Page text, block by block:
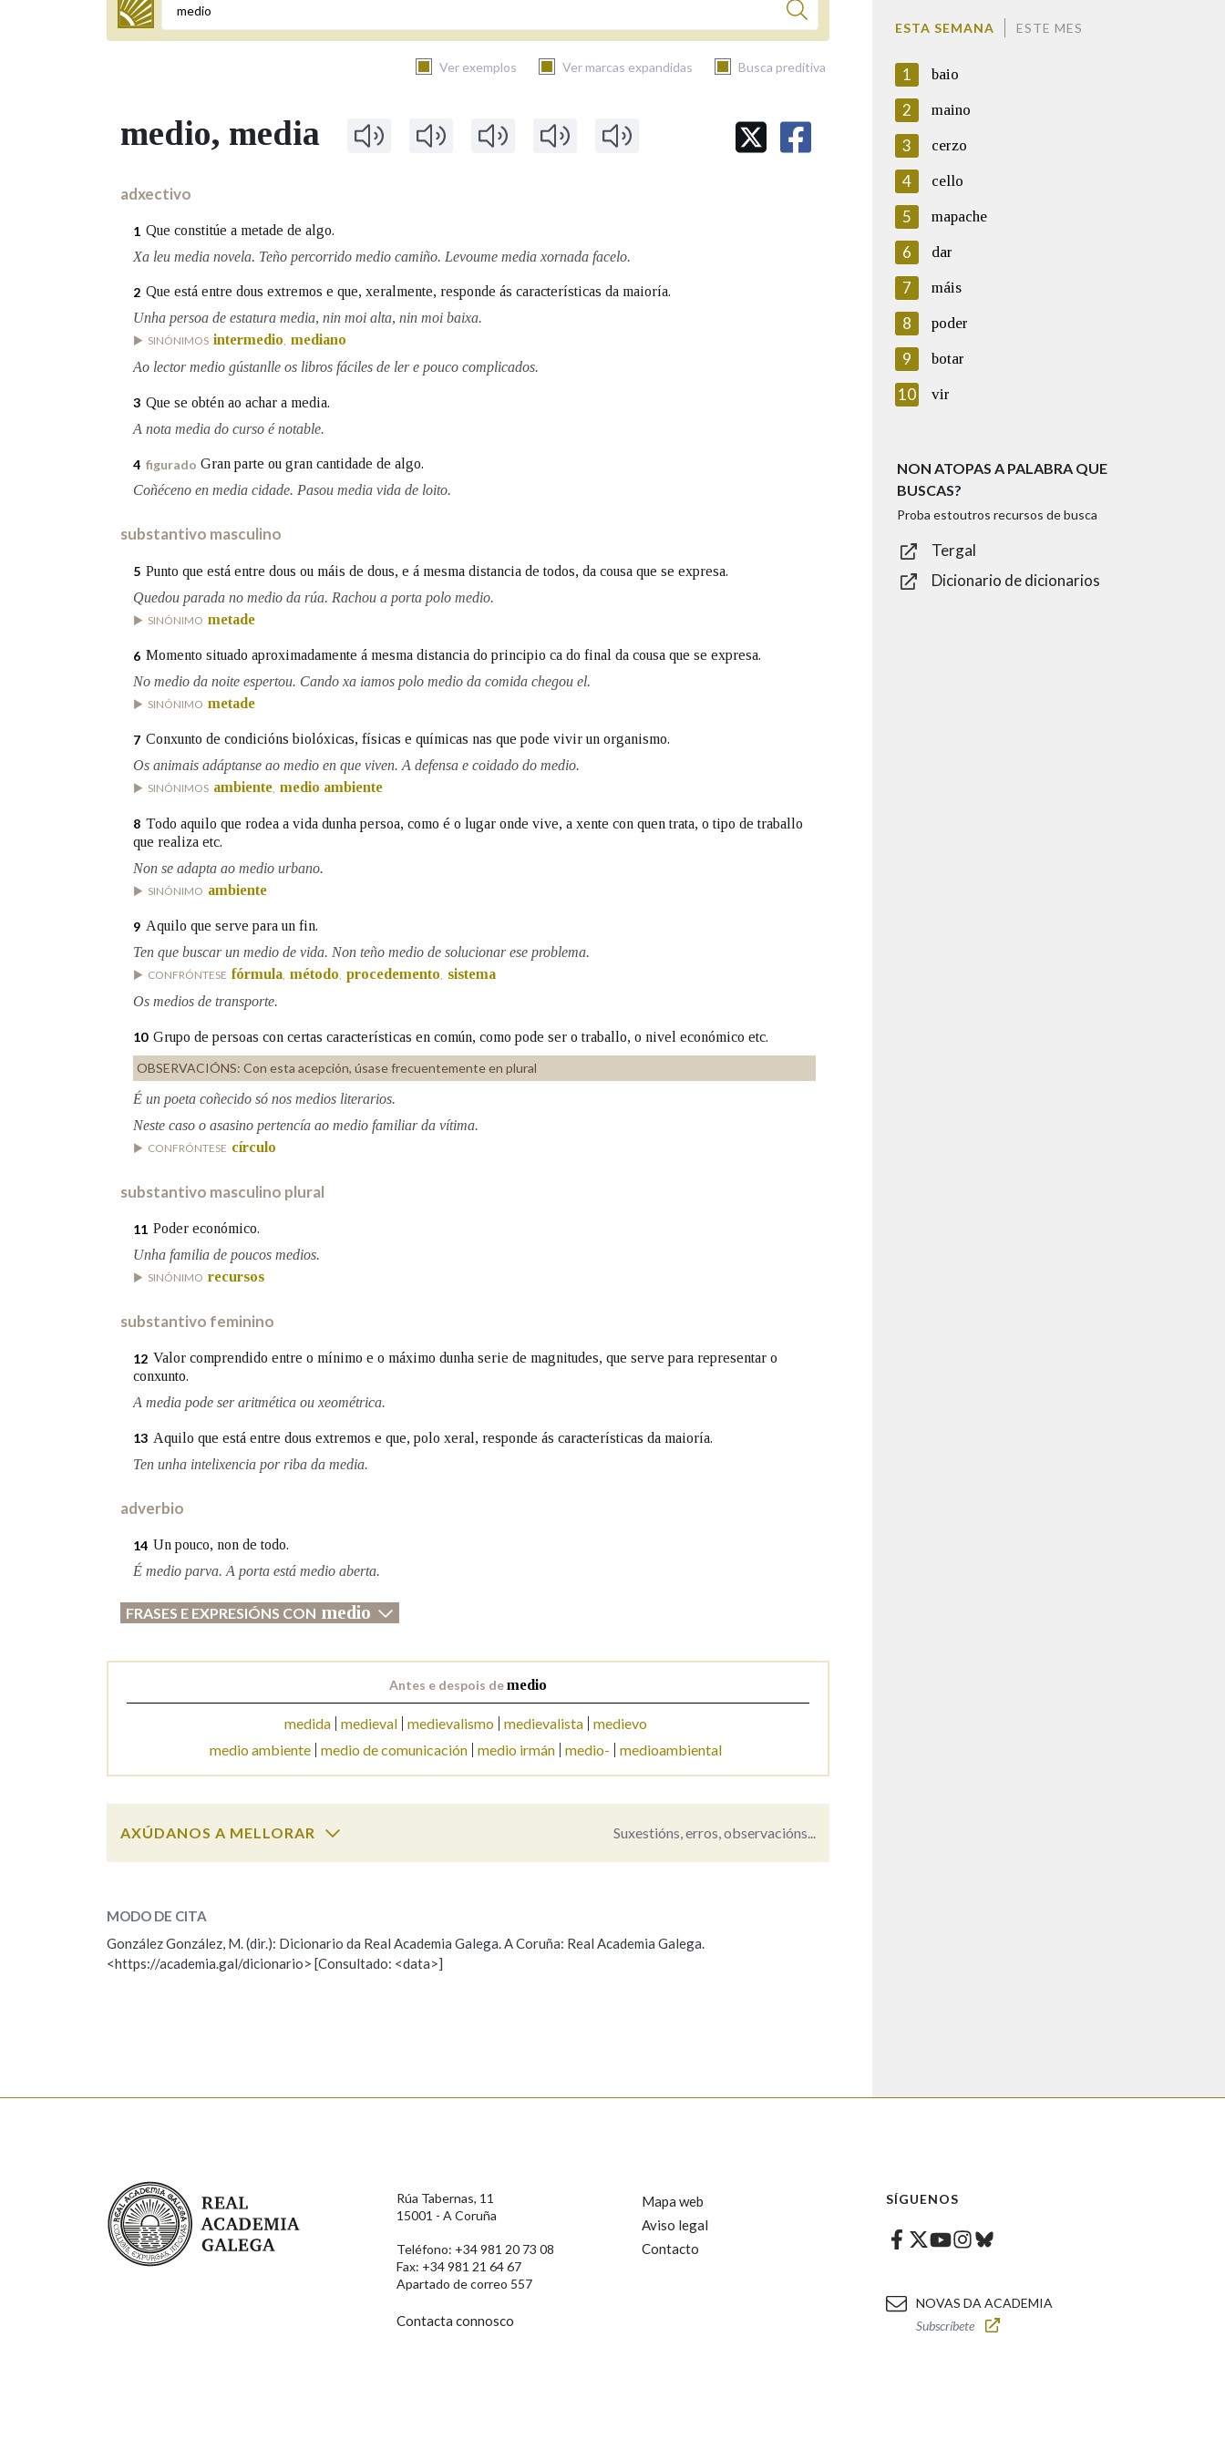
Termo a buscar
Ver exemplos Ver marcas expandidas Busca preditiva
BUSCAR NOS LEMAS
Remata por
Contén
BUSCAR NO CONTIDO
Nos exemplos
OUTRAS OPCIÓNS DE BUSCA
medio, media
adxectivo
1 Que constitúe a metade de algo.
Xa leu media novela. Teño percorrido medio camiño. Levoume media xornada facelo.
2 Que está entre dous extremos e que, xeralmente, responde ás características da maioría.
Unha persoa de estatura media, nin moi alta, nin moi baixa.
SINÓNIMOS intermedio, mediano
Ao lector medio gústanlle os libros fáciles de ler e pouco complicados.
3 Que se obtén ao achar a media.
A nota media do curso é notable.
4 figurado Gran parte ou gran cantidade de algo.
Coñéceno en media cidade. Pasou media vida de loito.
substantivo masculino
5 Punto que está entre dous ou máis de dous, e á mesma distancia de todos, da cousa que se expresa.
Quedou parada no medio da rúa. Rachou a porta polo medio.
SINÓNIMO metade
6 Momento situado aproximadamente á mesma distancia do principio ca do final da cousa que se expresa.
No medio da noite espertou. Cando xa iamos polo medio da comida chegou el.
SINÓNIMO metade
7 Conxunto de condicións biolóxicas, físicas e químicas nas que pode vivir un organismo.
Os animais adáptanse ao medio en que viven. A defensa e coidado do medio.
SINÓNIMOS ambiente, medio ambiente
8 Todo aquilo que rodea a vida dunha persoa, como é o lugar onde vive, a xente con quen trata, o tipo de traballo
que realiza etc.
Non se adapta ao medio urbano.
SINÓNIMO ambiente
9 Aquilo que serve para un fin.
Ten que buscar un medio de vida. Non teño medio de solucionar ese problema.
CONFRÓNTESE fórmula, método, procedemento, sistema
Os medios de transporte.
10 Grupo de persoas con certas características en común, como pode ser o traballo, o nivel económico etc.
OBSERVACIÓNS: Con esta acepción, úsase frecuentemente en plural
É un poeta coñecido só nos medios literarios.
Neste caso o asasino pertencía ao medio familiar da vítima.
CONFRÓNTESE círculo
substantivo masculino plural
11 Poder económico.
Unha familia de poucos medios.
SINÓNIMO recursos
substantivo feminino
12 Valor comprendido entre o mínimo e o máximo dunha serie de magnitudes, que serve para representar o
conxunto.
A media pode ser aritmética ou xeométrica.
13 Aquilo que está entre dous extremos e que, polo xeral, responde ás características da maioría.
Ten unha intelixencia por riba da media.
adverbio
14 Un pouco, non de todo.
É medio parva. A porta está medio aberta.
FRASES E EXPRESIÓNS CON medio
Antes e despois demedio
medida medieval medievalismo medievalista medievo
medio ambiente medio de comunicación medio irmán medio- medioambiental
AXÚDANOS A MELLORAR Suxestións, erros, observacións...
ESCOLLE UNHA OPCIÓN:
Observación Hai un erro na palabra Propoño mellorar a definición
Comentario
MODO DE CITA
González González, M. (dir.): Dicionario da Real Academia Galega. A Coruña: Real Academia Galega.
<https://academia.gal/dicionario> [Consultado: <data>]
ESTA SEMANA ESTE MES
1 baio
2 maino
3 cerzo
4 cello
5 mapache
6 dar
7 máis
8 poder
9 botar
10 vir
NON ATOPAS A PALABRA QUE
BUSCAS?
Proba estoutros recursos de busca
Tergal
Dicionario de dicionarios
Real Academia Galega
Rúa Tabernas, 11
15001 - A Coruña
Teléfono: +34 981 20 73 08
Fax: +34 981 21 64 67
Apartado de correo 557
Contacta connosco
Mapa web
Aviso legal
Contacto
SÍGUENOS
Facebook
Twitter
Youtube
Instagram
Bluesky
NOVAS DA ACADEMIA
Subscríbete